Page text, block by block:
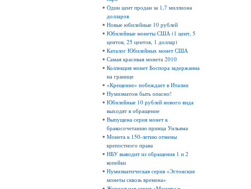
Один цент продан за 1,7 миллиона
долларов
Новые юбилейные 10 рублей
Юбилейные монеты США (1 цент, 5
центов, 25 центов, 1 доллар)
Каталог Юбилейных монет США
Самая красивая монета 2010
Коллекция монет Боспора задержанна
на границе
«Крещение» побеждает в Италии
Нумизматом быть опасно!
Юбилейные 10 рублей нового вида
выходят в обращение
Выпущена серия монет к
бракосочетанию принца Уильяма
Монета к 150-летию отмены
крепостного права
НБУ выводит из обращения 1 и 2
копейки
Нумизматическая серия «Эстонские
монеты сквозь времена»